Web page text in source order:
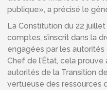
publique», a précisé le
La Constitution du 22
comptes, s’inscrit dans la
engagées par les autorités
Chef de l’État, cela
autorités de la Transition
vertueuse des ressources